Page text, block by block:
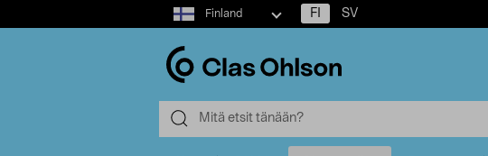
Select
market
Finland FI SV